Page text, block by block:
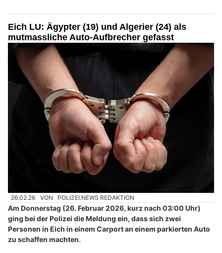
Eich LU: Ägypter (19) und Algerier (24) als
mutmassliche Auto-Aufbrecher gefasst
26.02.26 VON POLIZEI.NEWS REDAKTION
Am Donnerstag (26. Februar 2026, kurz nach 03:00 Uhr)
ging bei der Polizei die Meldung ein, dass sich zwei
Personen in Eich in einem Carport an einem parkierten Auto
zu schaffen machten.